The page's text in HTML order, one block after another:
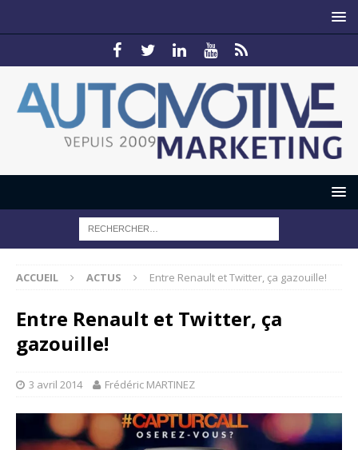
ACCUEIL ACTUS Entre Renault et Twitter, ça gazouille!
Entre Renault et Twitter, ça
gazouille!
3 avril 2014 Frédéric MARTINEZ